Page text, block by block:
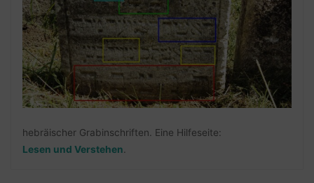
hebräischer Grabinschriften. Eine Hilfeseite:
Lesen und Verstehen.